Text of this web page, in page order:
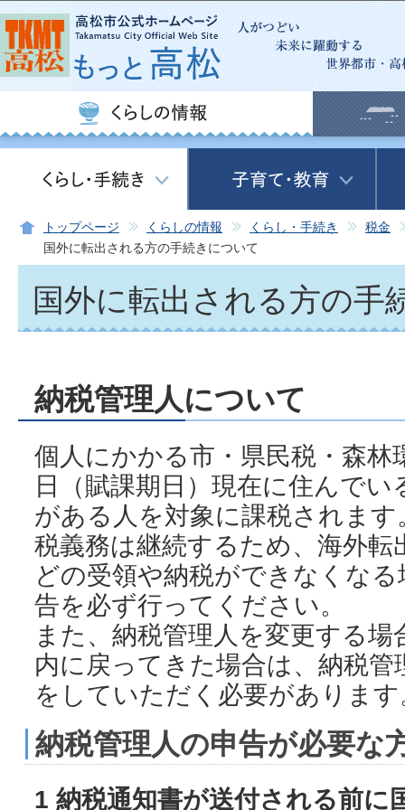
この
トップページ くらしの情報 くらし・手続き
税金
国外に転出される方の手続きについて
国外に転出される方の手
納税管理人について
個人にかかる市・県民税・森
日（賦課期日）現在に住んで
がある人を対象に課税されま
税義務は継続するため、海外
どの受領や納税ができなくな
告を必ず行ってください。
また、納税管理人を変更する
内に戻ってきた場合は、納税
をしていただく必要があります
納税管理人の申告が必要な
1 納税通知書が送付される前に